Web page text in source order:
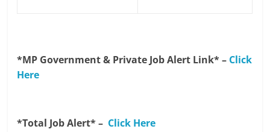
*MP Government & Private Job Alert Link* – Click
Here
*Total Job Alert* – Click Here